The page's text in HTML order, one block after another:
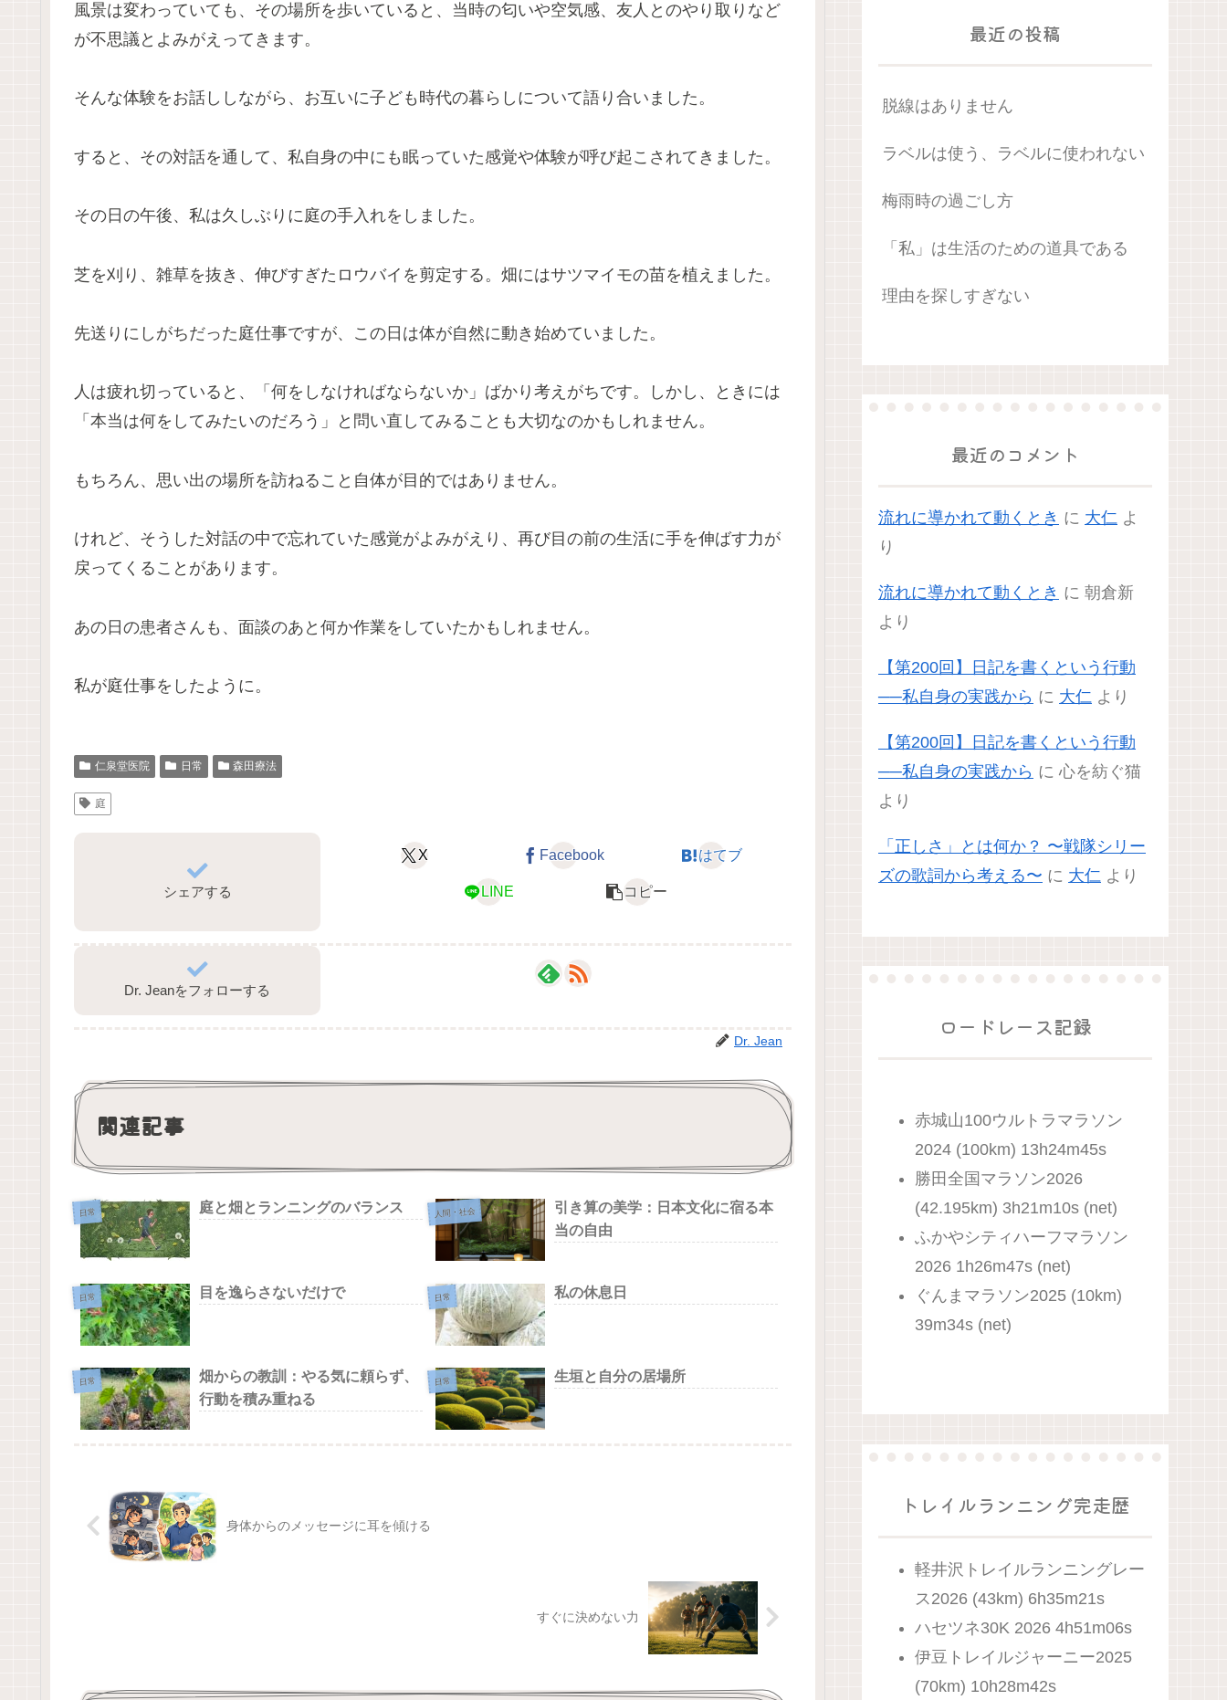
風景は変わっていても、その場所を歩いていると、当時の匂いや空気感、友人とのやり取りなど
が不思議とよみがえってきます。
そんな体験をお話ししながら、お互いに子ども時代の暮らしについて語り合いました。
すると、その対話を通して、私自身の中にも眠っていた感覚や体験が呼び起こされてきました。
その日の午後、私は久しぶりに庭の手入れをしました。
芝を刈り、雑草を抜き、伸びすぎたロウバイを剪定する。畑にはサツマイモの苗を植えました。
先送りにしがちだった庭仕事ですが、この日は体が自然に動き始めていました。
人は疲れ切っていると、「何をしなければならないか」ばかり考えがちです。しかし、ときには
「本当は何をしてみたいのだろう」と問い直してみることも大切なのかもしれません。
もちろん、思い出の場所を訪ねること自体が目的ではありません。
けれど、そうした対話の中で忘れていた感覚がよみがえり、再び目の前の生活に手を伸ばす力が
戻ってくることがあります。
あの日の患者さんも、面談のあと何か作業をしていたかもしれません。
私が庭仕事をしたように。
仁泉堂医院 日常 森田療法
庭
シェアする
X Facebook はてブ
LINE コピー
Dr. Jeanをフォローする
Dr. Jean
関連記事
日常 庭と畑とランニングのバランス 人間・社会
引き算の美学：日本文化に宿る本
当の自由
日常 目を逸らさないだけで 日常 私の休息日
日常
畑からの教訓：やる気に頼らず、
行動を積み重ねる
日常 生垣と自分の居場所
身体からのメッセージに耳を傾ける
すぐに決めない力
最近の投稿
脱線はありません
ラベルは使う、ラベルに使われない
梅雨時の過ごし方
「私」は生活のための道具である
理由を探しすぎない
最近のコメント
流れに導かれて動くとき に 大仁 よ
り
流れに導かれて動くとき に 朝倉新
より
【第200回】日記を書くという行動
──私自身の実践から に 大仁 より
【第200回】日記を書くという行動
──私自身の実践から に 心を紡ぐ猫
より
「正しさ」とは何か？ 〜戦隊シリー
ズの歌詞から考える〜 に 大仁 より
ロードレース記録
赤城山100ウルトラマラソン
2024 (100km) 13h24m45s
勝田全国マラソン2026
(42.195km) 3h21m10s (net)
ふかやシティハーフマラソン
2026 1h26m47s (net)
ぐんまマラソン2025 (10km)
39m34s (net)
トレイルランニング完走歴
軽井沢トレイルランニングレー
ス2026 (43km) 6h35m21s
ハセツネ30K 2026 4h51m06s
伊豆トレイルジャーニー2025
(70km) 10h28m42s